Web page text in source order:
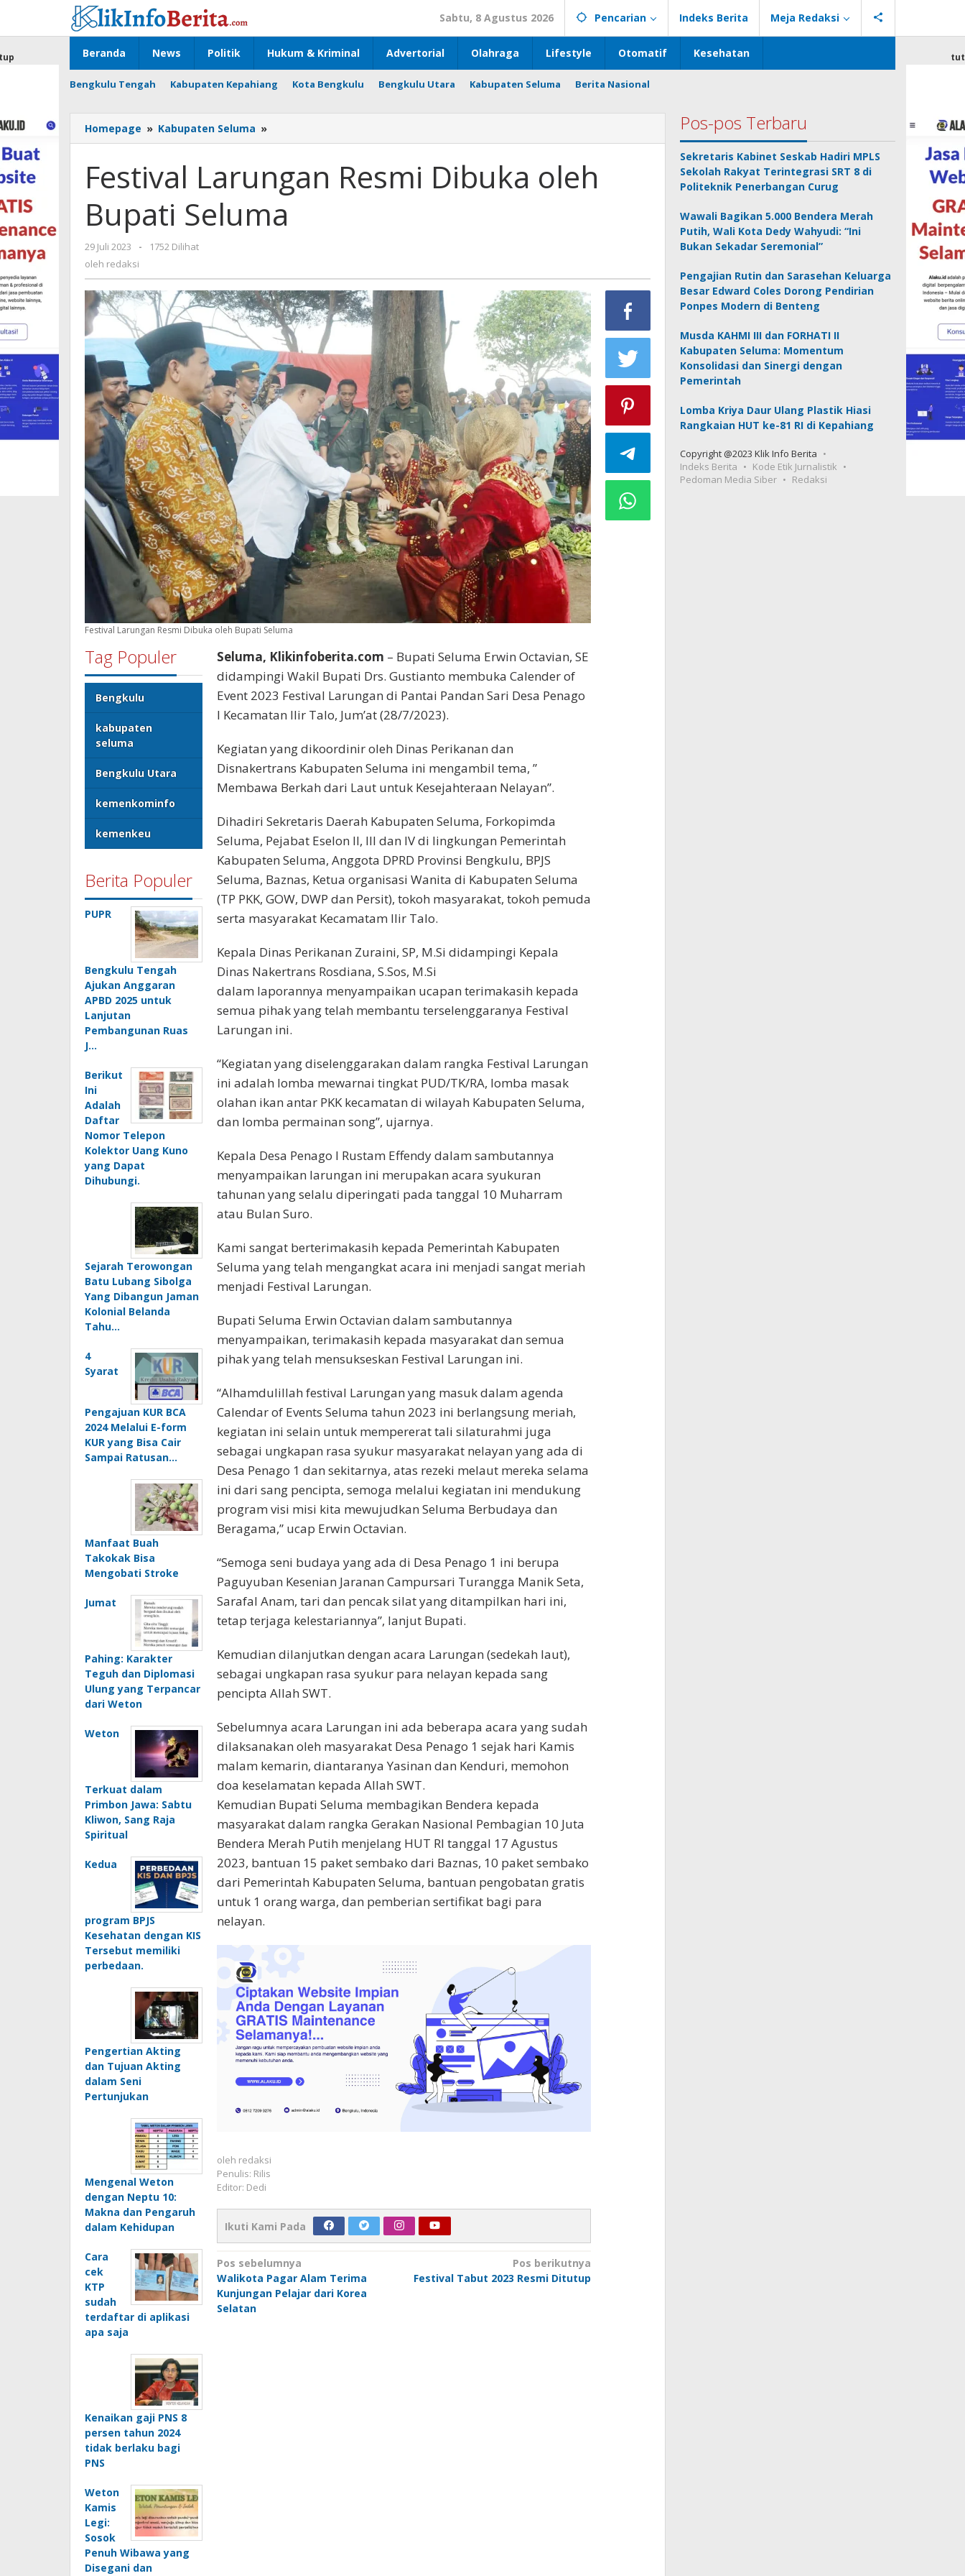
konten
Sabtu, 8 Agustus 2026 Pencarian Indeks Berita Meja Redaksi
Beranda News Politik Hukum & Kriminal Advertorial Olahraga Lifestyle Otomatif Kesehatan
Bengkulu Tengah Kabupaten Kepahiang Kota Bengkulu Bengkulu Utara Kabupaten Seluma Berita Nasional
Homepage » Kabupaten Seluma »
Larungan
Dibuka
oleh
Seluma
Festival Larungan Resmi Dibuka oleh
Bupati Seluma
29 Juli 2023
oleh
redaksi
-
1752 Dilihat
oleh redaksi
Festival Larungan Resmi Dibuka oleh Bupati Seluma
Tag Populer
Bengkulu
kabupaten
seluma
Bengkulu Utara
kemenkominfo
kemenkeu
Berita Populer
PUPR
Bengkulu Tengah
Ajukan Anggaran
APBD 2025 untuk
Lanjutan
Pembangunan Ruas
J…
Berikut
Ini
Adalah
Daftar
Nomor Telepon
Kolektor Uang Kuno
yang Dapat
Dihubungi.
Sejarah Terowongan
Batu Lubang Sibolga
Yang Dibangun Jaman
Kolonial Belanda
Tahu…
4
Syarat
Pengajuan KUR BCA
2024 Melalui E-form
KUR yang Bisa Cair
Sampai Ratusan…
Manfaat Buah
Takokak Bisa
Mengobati Stroke
Jumat
Pahing: Karakter
Teguh dan Diplomasi
Ulung yang Terpancar
dari Weton
Weton
Terkuat dalam
Primbon Jawa: Sabtu
Kliwon, Sang Raja
Spiritual
Kedua
program BPJS
Kesehatan dengan KIS
Tersebut memiliki
perbedaan.
Pengertian Akting
dan Tujuan Akting
dalam Seni
Pertunjukan
Mengenal Weton
dengan Neptu 10:
Makna dan Pengaruh
dalam Kehidupan
Cara
cek
KTP
sudah
terdaftar di aplikasi
apa saja
Kenaikan gaji PNS 8
persen tahun 2024
tidak berlaku bagi
PNS
Weton
Kamis
Legi:
Sosok
Penuh Wibawa yang
Disegani dan
Seluma, Klikinfoberita.com – Bupati Seluma Erwin Octavian, SE
didampingi Wakil Bupati Drs. Gustianto membuka Calender of
Event 2023 Festival Larungan di Pantai Pandan Sari Desa Penago
I Kecamatan Ilir Talo, Jum’at (28/7/2023).
Kegiatan yang dikoordinir oleh Dinas Perikanan dan
Disnakertrans Kabupaten Seluma ini mengambil tema, ”
Membawa Berkah dari Laut untuk Kesejahteraan Nelayan”.
Dihadiri Sekretaris Daerah Kabupaten Seluma, Forkopimda
Seluma, Pejabat Eselon II, III dan IV di lingkungan Pemerintah
Kabupaten Seluma, Anggota DPRD Provinsi Bengkulu, BPJS
Seluma, Baznas, Ketua organisasi Wanita di Kabupaten Seluma
(TP PKK, GOW, DWP dan Persit), tokoh masyarakat, tokoh pemuda
serta masyarakat Kecamatam Ilir Talo.
Kepala Dinas Perikanan Zuraini, SP, M.Si didampingi Kepala
Dinas Nakertrans Rosdiana, S.Sos, M.Si
dalam laporannya menyampaikan ucapan terimakasih kepada
semua pihak yang telah membantu terselenggaranya Festival
Larungan ini.
“Kegiatan yang diselenggarakan dalam rangka Festival Larungan
ini adalah lomba mewarnai tingkat PUD/TK/RA, lomba masak
olahan ikan antar PKK kecamatan di wilayah Kabupaten Seluma,
dan lomba permainan song”, ujarnya.
Kepala Desa Penago I Rustam Effendy dalam sambutannya
menyampaikan larungan ini merupakan acara syukuran
tahunan yang selalu diperingati pada tanggal 10 Muharram
atau Bulan Suro.
Kami sangat berterimakasih kepada Pemerintah Kabupaten
Seluma yang telah mengangkat acara ini menjadi sangat meriah
menjadi Festival Larungan.
Bupati Seluma Erwin Octavian dalam sambutannya
menyampaikan, terimakasih kepada masyarakat dan semua
pihak yang telah mensukseskan Festival Larungan ini.
“Alhamdulillah festival Larungan yang masuk dalam agenda
Calendar of Events Seluma tahun 2023 ini berlangsung meriah,
kegiatan ini selain untuk mempererat tali silaturahmi juga
sebagai ungkapan rasa syukur masyarakat nelayan yang ada di
Desa Penago 1 dan sekitarnya, atas rezeki melaut mereka selama
ini dari sang pencipta, semoga melalui kegiatan ini mendukung
program visi misi kita mewujudkan Seluma Berbudaya dan
Beragama,” ucap Erwin Octavian.
“Semoga seni budaya yang ada di Desa Penago 1 ini berupa
Paguyuban Kesenian Jaranan Campursari Turangga Manik Seta,
Sarafal Anam, tari dan pencak silat yang ditampilkan hari ini,
tetap terjaga kelestariannya”, lanjut Bupati.
Kemudian dilanjutkan dengan acara Larungan (sedekah laut),
sebagai ungkapan rasa syukur para nelayan kepada sang
pencipta Allah SWT.
Sebelumnya acara Larungan ini ada beberapa acara yang sudah
dilaksanakan oleh masyarakat Desa Penago 1 sejak hari Kamis
malam kemarin, diantaranya Yasinan dan Kenduri, memohon
doa keselamatan kepada Allah SWT.
Kemudian Bupati Seluma membagikan Bendera kepada
masyarakat dalam rangka Gerakan Nasional Pembagian 10 Juta
Bendera Merah Putih menjelang HUT RI tanggal 17 Agustus
2023, bantuan 15 paket sembako dari Baznas, 10 paket sembako
dari Pemerintah Kabupaten Seluma, bantuan pengobatan gratis
untuk 1 orang warga, dan pemberian sertifikat bagi para
nelayan.
oleh redaksi
Penulis: Rilis
Editor: Dedi
Ikuti Kami Pada
Navigasi
pos
Pos sebelumnya
Walikota Pagar Alam Terima
Kunjungan Pelajar dari Korea
Selatan
Pos berikutnya
Festival Tabut 2023 Resmi Ditutup
Pos-pos Terbaru
Sekretaris Kabinet Seskab Hadiri MPLS
Sekolah Rakyat Terintegrasi SRT 8 di
Politeknik Penerbangan Curug
Wawali Bagikan 5.000 Bendera Merah
Putih, Wali Kota Dedy Wahyudi: “Ini
Bukan Sekadar Seremonial”
Pengajian Rutin dan Sarasehan Keluarga
Besar Edward Coles Dorong Pendirian
Ponpes Modern di Benteng
Musda KAHMI III dan FORHATI II
Kabupaten Seluma: Momentum
Konsolidasi dan Sinergi dengan
Pemerintah
Lomba Kriya Daur Ulang Plastik Hiasi
Rangkaian HUT ke-81 RI di Kepahiang
Copyright @2023 Klik Info Berita
Indeks Berita
Kode Etik Jurnalistik
Pedoman Media Siber
Redaksi